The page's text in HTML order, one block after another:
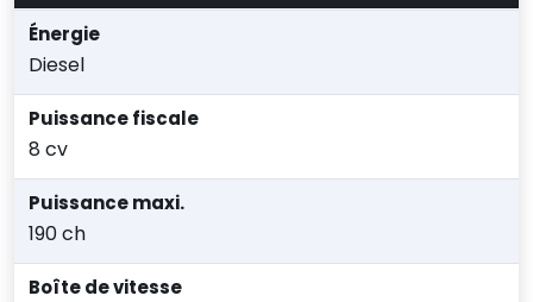
Énergie
Diesel
Puissance fiscale
8 cv
Puissance maxi.
190 ch
Boîte de vitesse